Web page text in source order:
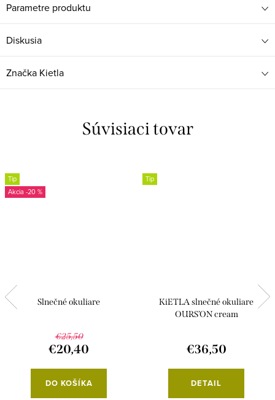
Parametre produktu
Diskusia
Značka Kietla
Súvisiaci tovar
Tip
-20 %
Slnečné okuliare
€25,50
€20,40
DO KOŠÍKA
Tip
KiETLA slnečné okuliare
OURS’ON cream
€36,50
DETAIL